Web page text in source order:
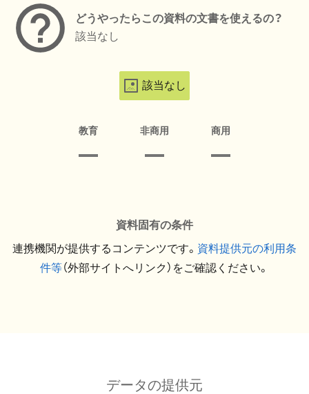
どうやったらこの資料の文書を使えるの？
該当なし
該当なし
教育 非商用 商用
資料固有の条件
連携機関が提供するコンテンツです。 資料提供元の利用条
件等（外部サイトへリンク）をご確認ください。
データの提供元